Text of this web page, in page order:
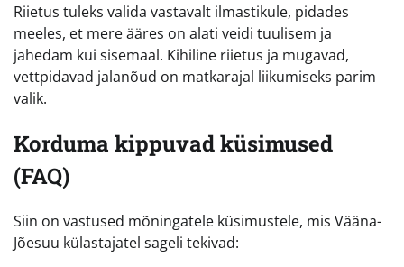
Riietus tuleks valida vastavalt ilmastikule, pidades
meeles, et mere ääres on alati veidi tuulisem ja
jahedam kui sisemaal. Kihiline riietus ja mugavad,
vettpidavad jalanõud on matkarajal liikumiseks parim
valik.
Korduma kippuvad küsimused
(FAQ)
Siin on vastused mõningatele küsimustele, mis Vääna-
Jõesuu külastajatel sageli tekivad: